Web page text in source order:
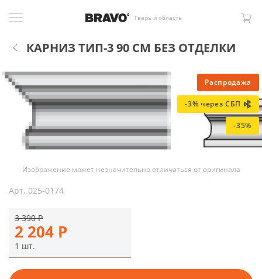
Тверь и область
КАРНИЗ ТИП-3 90 СМ БЕЗ ОТДЕЛКИ
Распродажа
-3% через СБП
-35%
Изображение может незначительно отличаться от оригинала
Арт. 025-0174
2 204 Р
3 390Р
1 шт.